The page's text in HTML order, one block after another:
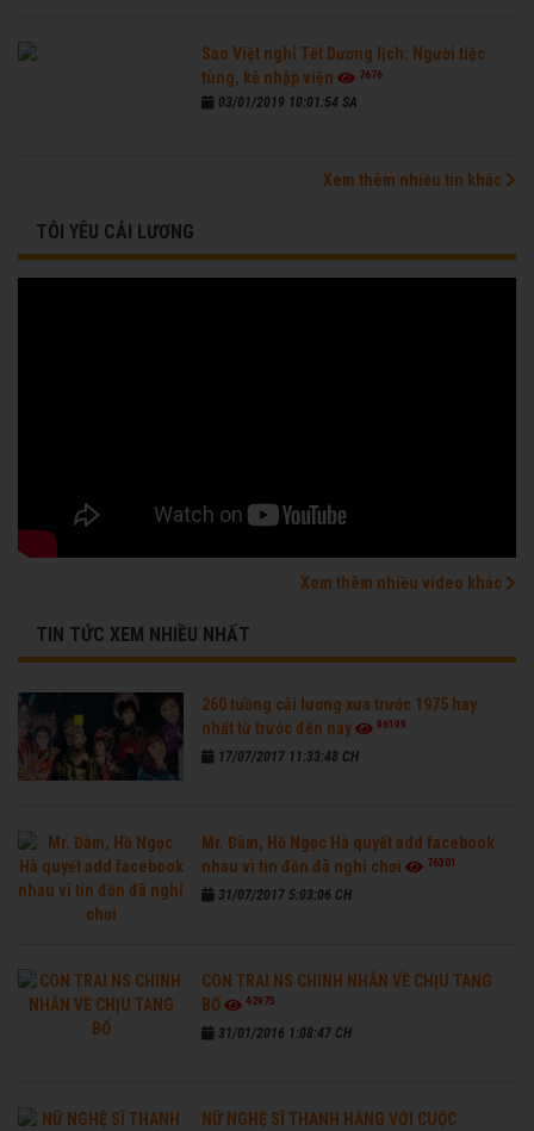
Sao Việt nghỉ Tết Dương lịch: Người tiệc
tùng, kẻ nhập viện
7676
03/01/2019 10:01:54 SA
Xem thêm nhiều tin khác
TÔI YÊU CẢI LƯƠNG
Xem thêm nhiều video khác
TIN TỨC XEM NHIỀU NHẤT
260 tuồng cải lương xưa trước 1975 hay
nhất từ trước đến nay
96199
17/07/2017 11:33:48 CH
Mr. Đàm, Hồ Ngọc Hà quyết add facebook
nhau vì tin đồn đã nghỉ chơi
76301
31/07/2017 5:03:06 CH
CON TRAI NS CHINH NHẪN VỀ CHỊU TANG
BỐ
42975
31/01/2016 1:08:47 CH
NỮ NGHỆ SĨ THANH HẰNG VỚI CUỘC